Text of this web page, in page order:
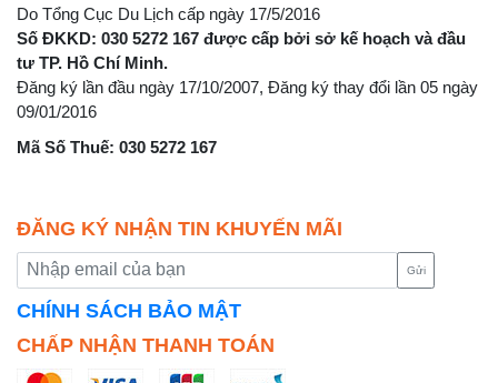
Do Tổng Cục Du Lịch cấp ngày 17/5/2016
Số ĐKKD: 030 5272 167 được cấp bởi sở kế hoạch và đầu
tư TP. Hồ Chí Minh.
Đăng ký lần đầu ngày 17/10/2007, Đăng ký thay đổi lần 05 ngày
09/01/2016
Mã Số Thuế: 030 5272 167
ĐĂNG KÝ NHẬN TIN KHUYẾN MÃI
Gửi
CHÍNH SÁCH BẢO MẬT
CHẤP NHẬN THANH TOÁN